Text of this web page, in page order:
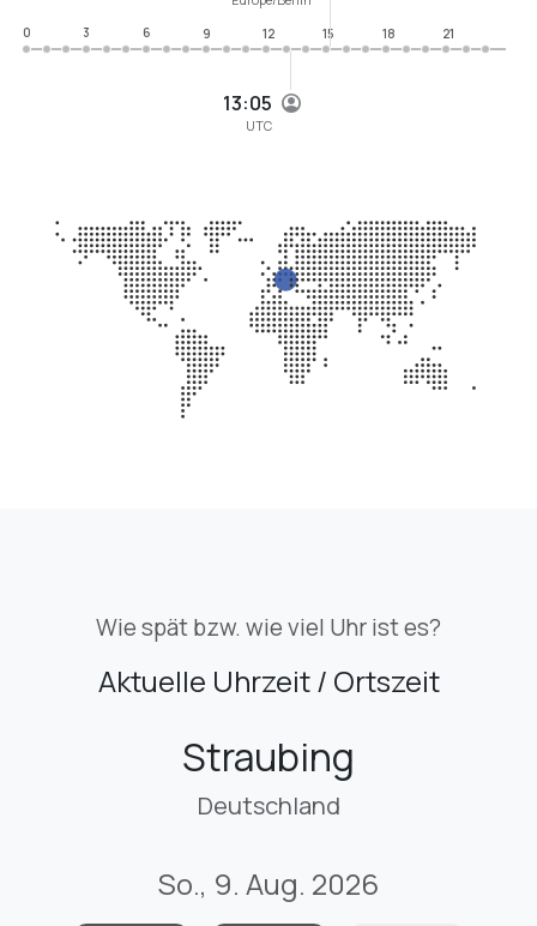
13:05
UTC
0
3 6 9 12 15 18 21
Wie spät bzw. wie viel Uhr ist es?
Aktuelle Uhrzeit / Ortszeit
Straubing
Deutschland
So., 9. Aug. 2026